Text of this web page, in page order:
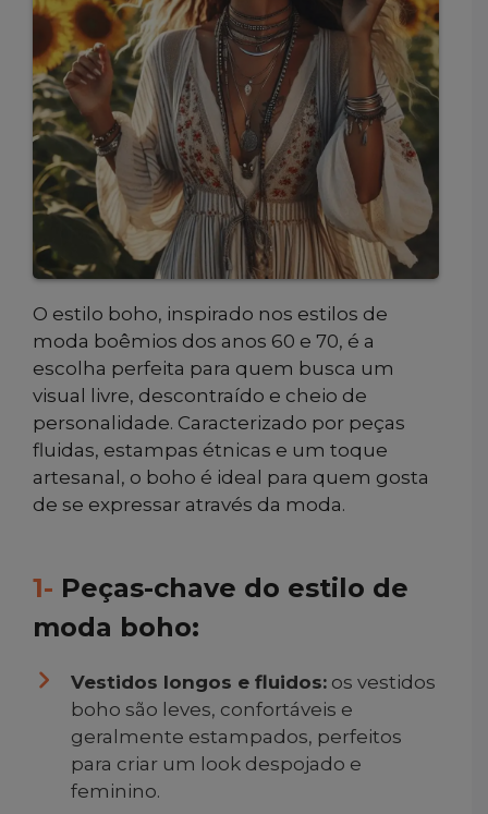
O estilo boho, inspirado nos estilos de
moda boêmios dos anos 60 e 70, é a
escolha perfeita para quem busca um
visual livre, descontraído e cheio de
personalidade. Caracterizado por peças
fluidas, estampas étnicas e um toque
artesanal, o boho é ideal para quem gosta
de se expressar através da moda.
1- Peças-chave do estilo de
moda boho:
Vestidos longos e fluidos: os vestidos
boho são leves, confortáveis e
geralmente estampados, perfeitos
para criar um look despojado e
feminino.